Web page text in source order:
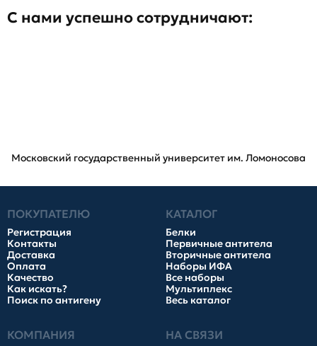
С нами успешно сотрудничают:
Московский государственный университет им. Ломоносова
ПОКУПАТЕЛЮ
Регистрация
Контакты
Доставка
Оплата
Качество
Как искать?
Поиск по антигену
КАТАЛОГ
Белки
Первичные антитела
Вторичные антитела
Наборы ИФА
Все наборы
Мультиплекс
Весь каталог
КОМПАНИЯ НА СВЯЗИ